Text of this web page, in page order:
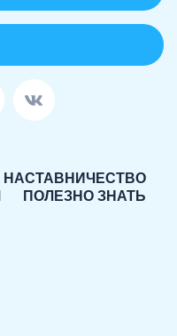
НАСТАВНИЧЕСТВО
ПОЛЕЗНО ЗНАТЬ